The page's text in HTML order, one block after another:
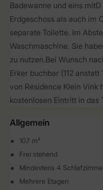
Badewanne und eins
Erdgeschoss als auch im
separate Toilette. Im
Waschmaschine. Sie
zu nutzen.Bei Wunsch
Erker buchbar (112
von Résidence Klein Vink
kostenlosen Eintritt in das
Allgemein
107 m²
Frei stehend
Mindestens 4
Mehrere Etagen